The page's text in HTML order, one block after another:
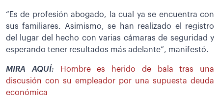
“Es de profesión abogado, la cual ya se encuentra con
sus familiares. Asimismo, se han realizado el registro
del lugar del hecho con varias cámaras de seguridad y
esperando tener resultados más adelante”, manifestó.
MIRA AQUÍ:
Hombre es herido de bala tras una
discusión con su empleador por una supuesta deuda
económica